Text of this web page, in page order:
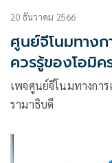
20 ธันวาคม 2566
ศูนย์จีโนมทาง
ควรรู้ของโอมิ
เพจศูนย์จีโนมทางกา
รามาธิบดี